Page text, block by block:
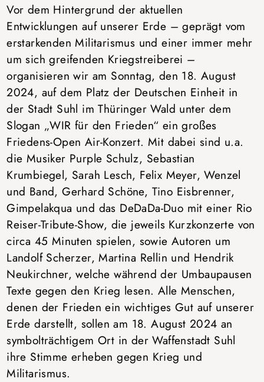
Vor dem Hintergrund der aktuellen
Entwicklungen auf unserer Erde – geprägt vom
erstarkenden Militarismus und einer immer mehr
um sich greifenden Kriegstreiberei –
organisieren wir am Sonntag, den 18. August
2024, auf dem Platz der Deutschen Einheit in
der Stadt Suhl im Thüringer Wald unter dem
Slogan „WIR für den Frieden“ ein großes
Friedens-Open Air-Konzert. Mit dabei sind u.a.
die Musiker Purple Schulz, Sebastian
Krumbiegel, Sarah Lesch, Felix Meyer, Wenzel
und Band, Gerhard Schöne, Tino Eisbrenner,
Gimpelakqua und das DeDaDa-Duo mit einer Rio
Reiser-Tribute-Show, die jeweils Kurzkonzerte von
circa 45 Minuten spielen, sowie Autoren um
Landolf Scherzer, Martina Rellin und Hendrik
Neukirchner, welche während der Umbaupausen
Texte gegen den Krieg lesen. Alle Menschen,
denen der Frieden ein wichtiges Gut auf unserer
Erde darstellt, sollen am 18. August 2024 an
symbolträchtigem Ort in der Waffenstadt Suhl
ihre Stimme erheben gegen Krieg und
Militarismus.